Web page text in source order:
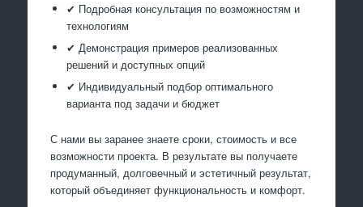
✔ Подробная консультация по возможностям и
технологиям
✔ Демонстрация примеров реализованных
решений и доступных опций
✔ Индивидуальный подбор оптимального
варианта под задачи и бюджет
С нами вы заранее знаете сроки, стоимость и все
возможности проекта. В результате вы получаете
продуманный, долговечный и эстетичный результат,
который объединяет функциональность и комфорт.